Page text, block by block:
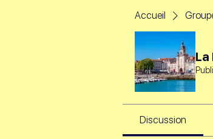
Accueil
La
Discussion